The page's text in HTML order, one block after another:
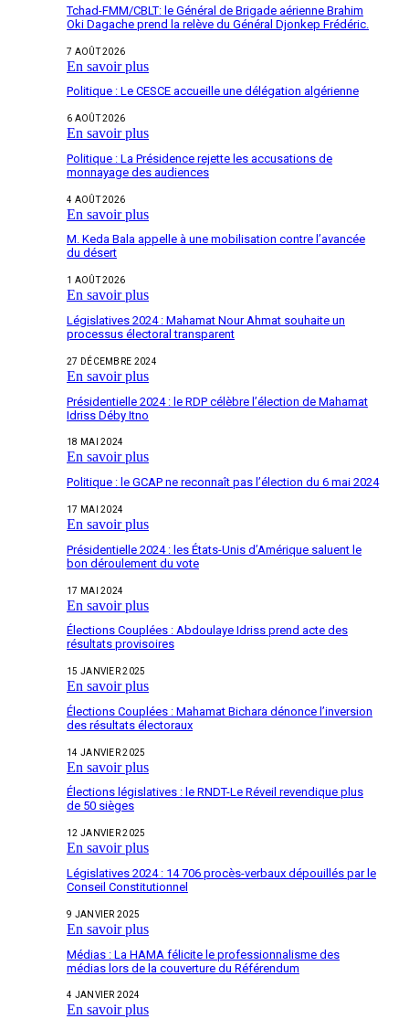
Tchad-FMM/CBLT: le Général de Brigade aérienne Brahim
Oki Dagache prend la relève du Général Djonkep Frédéric.
7 AOÛT 2026
En savoir plus
Politique : Le CESCE accueille une délégation algérienne
6 AOÛT 2026
En savoir plus
Politique : La Présidence rejette les accusations de
monnayage des audiences
4 AOÛT 2026
En savoir plus
M. Keda Bala appelle à une mobilisation contre l’avancée
du désert
1 AOÛT 2026
En savoir plus
Législatives 2024 : Mahamat Nour Ahmat souhaite un
processus électoral transparent
27 DÉCEMBRE 2024
En savoir plus
Présidentielle 2024 : le RDP célèbre l’élection de Mahamat
Idriss Déby Itno
18 MAI 2024
En savoir plus
Politique : le GCAP ne reconnaît pas l’élection du 6 mai 2024
17 MAI 2024
En savoir plus
Présidentielle 2024 : les États-Unis d’Amérique saluent le
bon déroulement du vote
17 MAI 2024
En savoir plus
Élections Couplées : Abdoulaye Idriss prend acte des
résultats provisoires
15 JANVIER 2025
En savoir plus
Élections Couplées : Mahamat Bichara dénonce l’inversion
des résultats électoraux
14 JANVIER 2025
En savoir plus
Élections législatives : le RNDT-Le Réveil revendique plus
de 50 sièges
12 JANVIER 2025
En savoir plus
Législatives 2024 : 14 706 procès-verbaux dépouillés par le
Conseil Constitutionnel
9 JANVIER 2025
En savoir plus
Médias : La HAMA félicite le professionnalisme des
médias lors de la couverture du Référendum
4 JANVIER 2024
En savoir plus